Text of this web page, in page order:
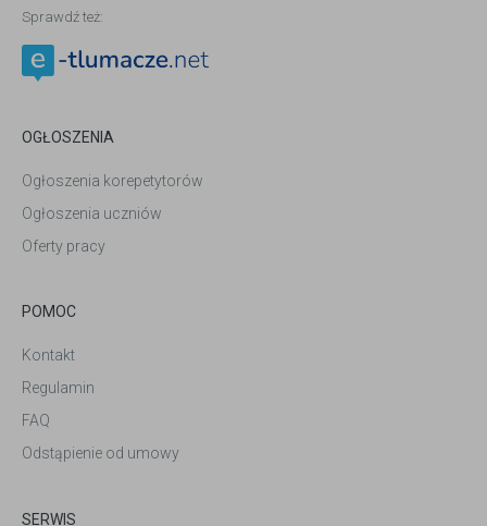
Sprawdź też:
OGŁOSZENIA
Ogłoszenia korepetytorów
Ogłoszenia uczniów
Oferty pracy
POMOC
Kontakt
Regulamin
FAQ
Odstąpienie od umowy
SERWIS